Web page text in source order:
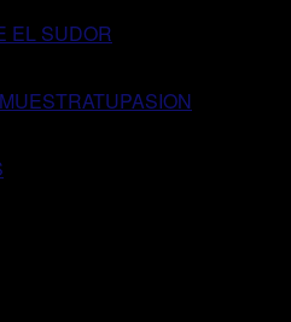
EL SUDOR